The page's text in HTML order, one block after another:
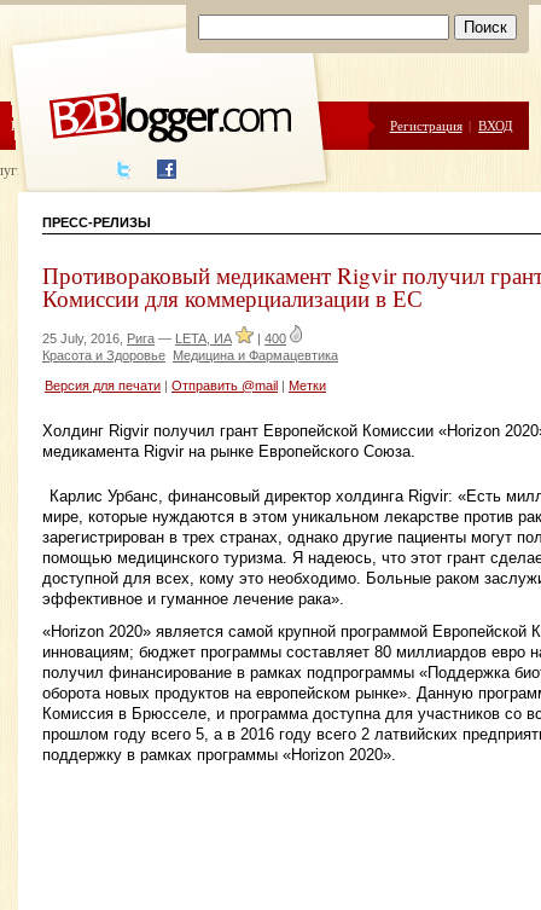
ЦЕНЫ ПОМОЩЬ Регистрация | ВХОД
написания
ПРЕСС-РЕЛИЗЫ
Противораковый медикамент Rigvir получил
Комиссии для коммерциализации в ЕС
25 July, 2016, Рига — LETA, ИА | 400
Красота и Здоровье Медицина и Фармацевтика
Версия для печати Отправить @mail Метки
Холдинг Rigvir получил грант Европейской Комиссии «Horizon
медикамента Rigvir на рынке Европейского Союза.
Карлис Урбанс, финансовый директор холдинга Rigvir: «Есть
мире, которые нуждаются в этом уникальном лекарстве против
зарегистрирован в трех странах, однако другие пациенты могут
помощью медицинского туризма. Я надеюсь, что этот грант
доступной для всех, кому это необходимо. Больные раком
эффективноe и гуманноe лечениe рака».
«Horizon 2020» является самой крупной программой Европейской
инновациям; бюджет программы составляет 80 миллиардов евро
получил финансирование в рамках подпрограммы «Поддержка
оборота новых продуктов на европейском рынке». Данную
Комиссия в Брюсселе, и программа доступна для участников со
прошлом году всего 5, а в 2016 году всего 2 латвийских
поддержку в рамках программы «Horizon 2020».